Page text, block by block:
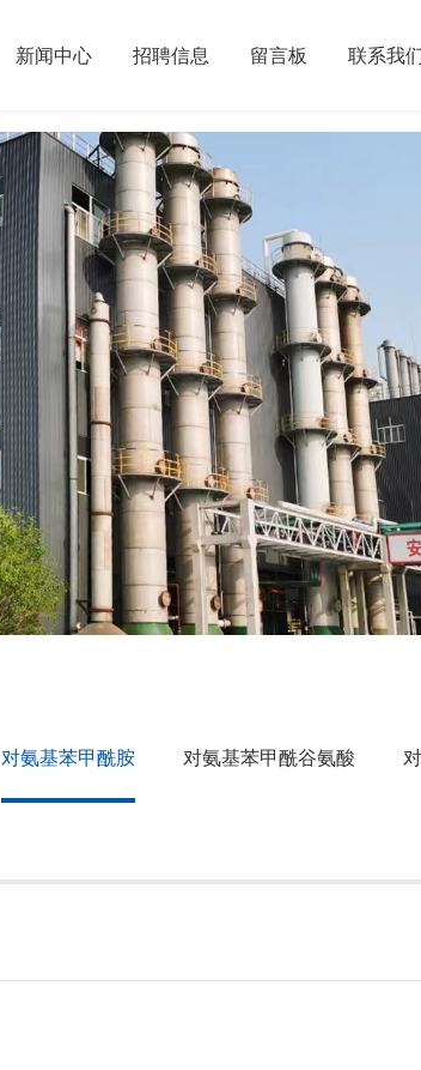
新闻中心 招聘信息 留言板 联系我
对氨基苯甲酰胺 对氨基苯甲酰谷氨酸